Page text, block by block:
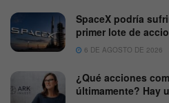
SpaceX podría
primer lote de
6 DE AGOSTO DE 2026
¿Qué acciones
últimamente? Hay